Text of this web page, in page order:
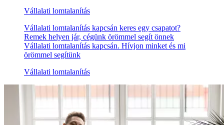
Vállalati lomtalanítás
Vállalati lomtalanítás kapcsán keres egy csapatot?
Remek helyen jár, cégünk örömmel segít önnek
Vállalati lomtalanítás kapcsán. Hívjon minket és mi
örömmel segítünk
Vállalati lomtalanítás